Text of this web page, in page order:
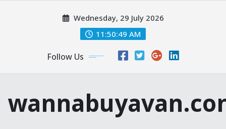
Wednesday, 29 July 2026
11:50:50 AM
Follow Us